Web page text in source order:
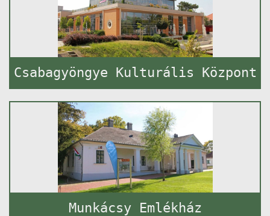
Csabagyöngye Kulturális Központ
Munkácsy Emlékház